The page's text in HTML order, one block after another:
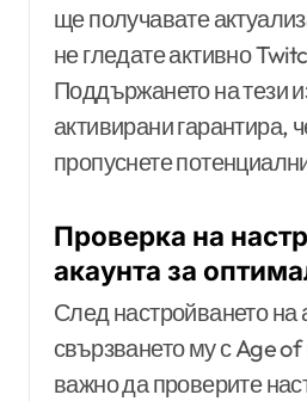
ще получавате
не гледате активно
Поддържането на тези
активирани гарантира,
пропуснете
Проверка на
акаунта за
След настройването на
свързването му с Age of
важно да проверите